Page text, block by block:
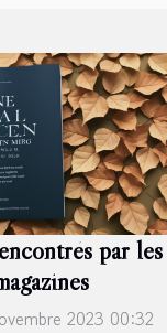
par les
2023 00:32